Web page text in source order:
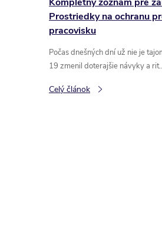
Prostriedky na ochranu
pracovisku
Počas dnešných dní už nie je
19 zmenil doterajšie návyky a
Celý článok